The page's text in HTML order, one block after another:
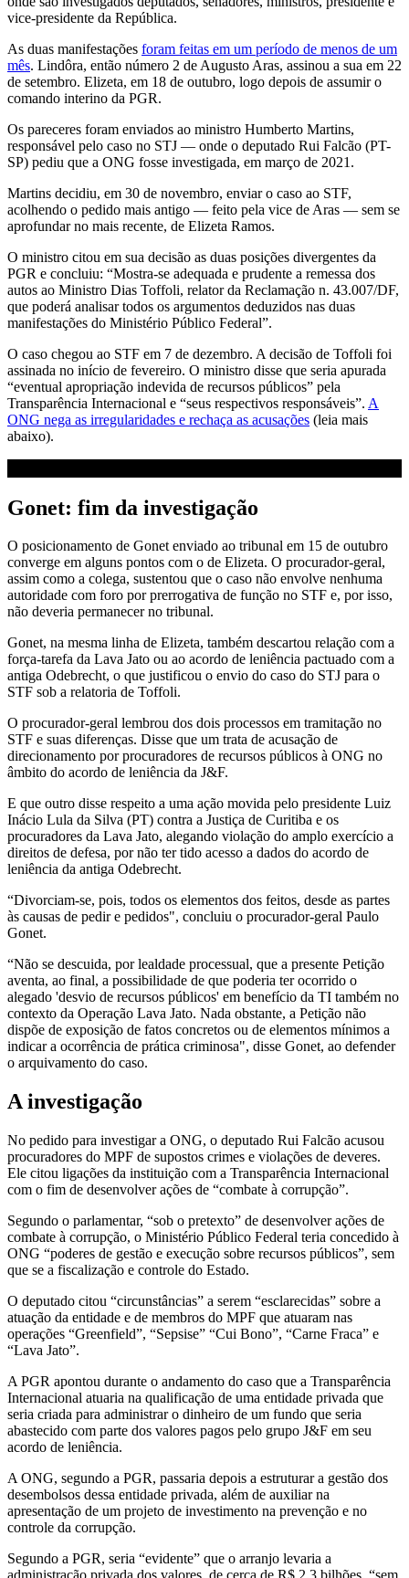
vice-presidente da República.
As duas manifestações foram feitas em um período de menos de um
mês. Lindôra, então número 2 de Augusto Aras, assinou a sua em 22
de setembro. Elizeta, em 18 de outubro, logo depois de assumir o
comando interino da PGR.
Os pareceres foram enviados ao ministro Humberto Martins,
responsável pelo caso no STJ — onde o deputado Rui Falcão (PT-
SP) pediu que a ONG fosse investigada, em março de 2021.
Martins decidiu, em 30 de novembro, enviar o caso ao STF,
acolhendo o pedido mais antigo — feito pela vice de Aras — sem se
aprofundar no mais recente, de Elizeta Ramos.
O ministro citou em sua decisão as duas posições divergentes da
PGR e concluiu: “Mostra-se adequada e prudente a remessa dos
autos ao Ministro Dias Toffoli, relator da Reclamação n. 43.007/DF,
que poderá analisar todos os argumentos deduzidos nas duas
manifestações do Ministério Público Federal”.
O caso chegou ao STF em 7 de dezembro. A decisão de Toffoli foi
assinada no início de fevereiro. O ministro disse que seria apurada
“eventual apropriação indevida de recursos públicos” pela
Transparência Internacional e “seus respectivos responsáveis”. A
ONG nega as irregularidades e rechaça as acusações (leia mais
abaixo).
Gonet: fim da investigação
O posicionamento de Gonet enviado ao tribunal em 15 de outubro
converge em alguns pontos com o de Elizeta. O procurador-geral,
assim como a colega, sustentou que o caso não envolve nenhuma
autoridade com foro por prerrogativa de função no STF e, por isso,
não deveria permanecer no tribunal.
Gonet, na mesma linha de Elizeta, também descartou relação com a
força-tarefa da Lava Jato ou ao acordo de leniência pactuado com a
antiga Odebrecht, o que justificou o envio do caso do STJ para o
STF sob a relatoria de Toffoli.
O procurador-geral lembrou dos dois processos em tramitação no
STF e suas diferenças. Disse que um trata de acusação de
direcionamento por procuradores de recursos públicos à ONG no
âmbito do acordo de leniência da J&F.
E que outro disse respeito a uma ação movida pelo presidente Luiz
Inácio Lula da Silva (PT) contra a Justiça de Curitiba e os
procuradores da Lava Jato, alegando violação do amplo exercício a
direitos de defesa, por não ter tido acesso a dados do acordo de
leniência da antiga Odebrecht.
“Divorciam-se, pois, todos os elementos dos feitos, desde as partes
às causas de pedir e pedidos", concluiu o procurador-geral Paulo
Gonet.
“Não se descuida, por lealdade processual, que a presente Petição
aventa, ao final, a possibilidade de que poderia ter ocorrido o
alegado 'desvio de recursos públicos' em benefício da TI também no
contexto da Operação Lava Jato. Nada obstante, a Petição não
dispõe de exposição de fatos concretos ou de elementos mínimos a
indicar a ocorrência de prática criminosa", disse Gonet, ao defender
o arquivamento do caso.
A investigação
No pedido para investigar a ONG, o deputado Rui Falcão acusou
procuradores do MPF de supostos crimes e violações de deveres.
Ele citou ligações da instituição com a Transparência Internacional
com o fim de desenvolver ações de “combate à corrupção”.
Segundo o parlamentar, “sob o pretexto” de desenvolver ações de
combate à corrupção, o Ministério Público Federal teria concedido à
ONG “poderes de gestão e execução sobre recursos públicos”, sem
que se a fiscalização e controle do Estado.
O deputado citou “circunstâncias” a serem “esclarecidas” sobre a
atuação da entidade e de membros do MPF que atuaram nas
operações “Greenfield”, “Sepsise” “Cui Bono”, “Carne Fraca” e
“Lava Jato”.
A PGR apontou durante o andamento do caso que a Transparência
Internacional atuaria na qualificação de uma entidade privada que
seria criada para administrar o dinheiro de um fundo que seria
abastecido com parte dos valores pagos pelo grupo J&F em seu
acordo de leniência.
A ONG, segundo a PGR, passaria depois a estruturar a gestão dos
desembolsos dessa entidade privada, além de auxiliar na
apresentação de um projeto de investimento na prevenção e no
controle da corrupção.
Segundo a PGR, seria “evidente” que o arranjo levaria a